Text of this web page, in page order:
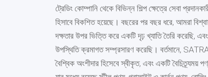
ট্রেডিং কোম্পানি থেকে বিভিন্ন শিল্প ক্ষেত্রে সেবা
হিসাবে বিকশিত হয়েছে। বছরের পর বছর ধরে, আমরা
দক্ষতার উপর ভিত্তি করে একটি দৃঢ় খ্যাতি তৈরি করেছি,
উপস্থিতি ক্রমাগত সম্প্রসারণ করেছি। বর্তমানে,
বৈশ্বিক অংশীদার হিসেবে স্বীকৃত, এবং একটি বৈচিত্র্যময়